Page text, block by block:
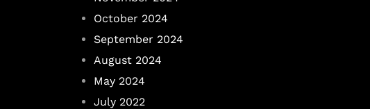
October 2024
September 2024
August 2024
May 2024
July 2022